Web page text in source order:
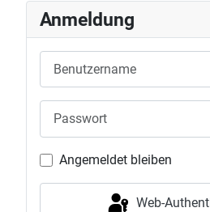
Anmeldung
Angemeldet bleiben
Web-